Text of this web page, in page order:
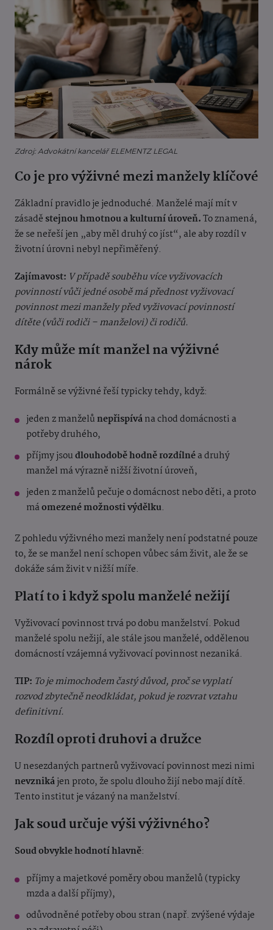
Zdroj: Advokátní kancelář ELEMENTZ LEGAL
Co je pro výživné mezi manžely klíčové
Základní pravidlo je jednoduché. Manželé mají mít v
zásadě stejnou hmotnou a kulturní úroveň.To znamená,
že se neřeší jen „aby měl druhý co jíst“, ale aby rozdíl v
životní úrovni nebyl nepřiměřený.
Zajímavost: V případě souběhu více vyživovacích
povinností vůči jedné osobě má přednost vyživovací
povinnost mezi manžely před vyživovací povinností
dítěte (vůči rodiči – manželovi) či rodičů.
Kdy může mít manžel na výživné
nárok
Formálně se výživné řeší typicky tehdy, když:
jeden z manželů nepřispívána chod domácnosti a
potřeby druhého,
příjmy jsoudlouhodobě hodně rozdílnéa druhý
manžel má výrazně nižší životní úroveň,
jeden z manželů pečuje o domácnost nebo děti, a proto
máomezené možnosti výdělku.
Z pohledu výživného mezi manžely není podstatné pouze
to, že se manžel není schopen vůbec sám živit, ale že se
dokáže sám živit v nižší míře.
Platí to i když spolu manželé nežijí
Vyživovací povinnost trvá po dobu manželství. Pokud
manželé spolu nežijí, ale stále jsou manželé, oddělenou
domácností vzájemná vyživovací povinnost nezaniká.
TIP: To je mimochodem častý důvod, proč se vyplatí
rozvod zbytečně neodkládat, pokud je rozvrat vztahu
definitivní.
Rozdíl oproti druhovi a družce
U nesezdaných partnerů vyživovací povinnost mezi nimi
nevznikájen proto, že spolu dlouho žijí nebo mají dítě.
Tento institut je vázaný na manželství.
Jak soud určuje výši výživného?
Soud obvykle hodnotí hlavně:
příjmy a majetkové poměry obou manželů (typicky
mzda a další příjmy),
odůvodněné potřeby obou stran (např. zvýšené výdaje